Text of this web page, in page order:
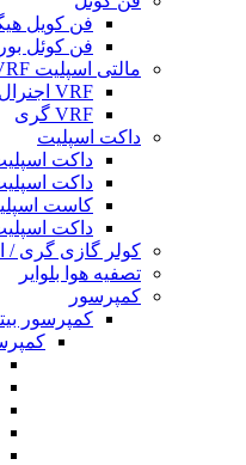
فن کویل
فن کوئل
مالتی اسپلیت VRF
VRF اجنرال
VRF گری
داکت اسپلیت
داکت
داکت
کاست
داکت
کولر گازی گری /
تصفیه هوا بلوایر
کمپرسور
کمپرسور